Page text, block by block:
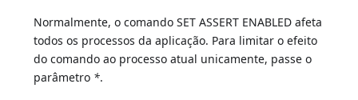
Normalmente, o comando SET ASSERT ENABLED afeta
todos os processos da aplicação. Para limitar o efeito
do comando ao processo atual unicamente, passe o
parâmetro *.